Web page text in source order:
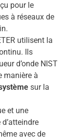
pour le
à réseaux de
utilisent la
Ils
d’onde NIST
manière à
sur la
et une
avec de